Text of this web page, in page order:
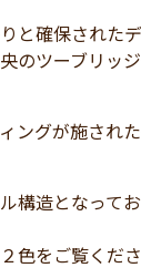
と確保された
のツーブリッ
ングが施され
構造となって
色をご覧くだ